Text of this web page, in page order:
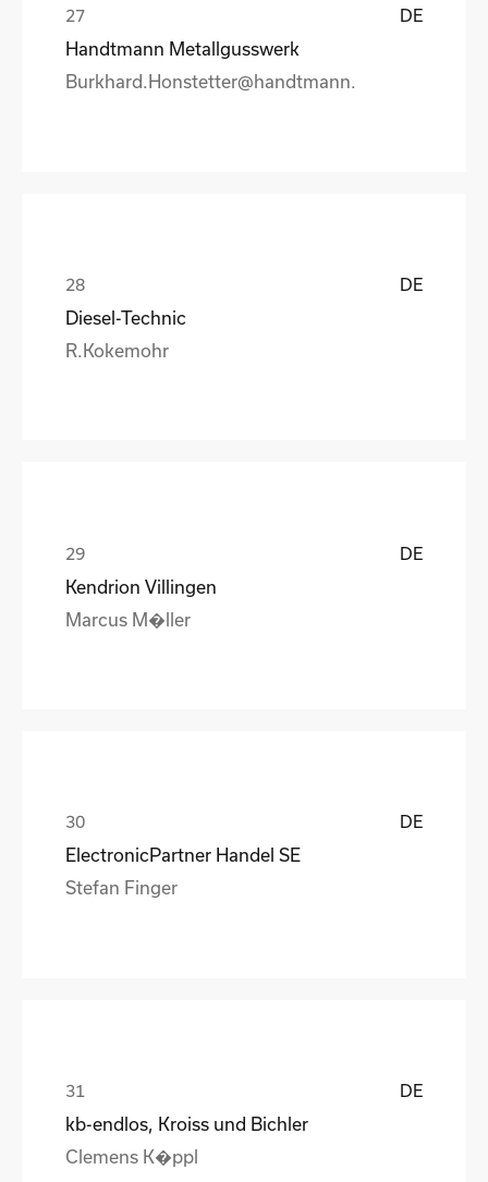
DE
Handtmann Metallgusswerk
Burkhard.Honstetter@handtmann.
DE
Diesel-Technic
R.Kokemohr
DE
Kendrion Villingen
Marcus M�ller
DE
ElectronicPartner Handel SE
Stefan Finger
DE
kb-endlos, Kroiss und Bichler
Clemens K�ppl